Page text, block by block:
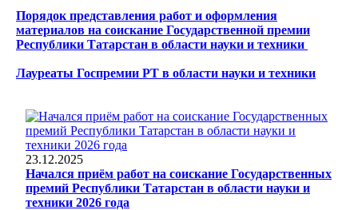
Порядок представления работ и оформления
материалов на соискание Государственной премии
Республики Татарстан в области науки и техники
Лауреаты Госпремии РТ в области науки и техники
23.12.2025
Начался приём работ на соискание Государственных
премий Республики Татарстан в области науки и
техники 2026 года